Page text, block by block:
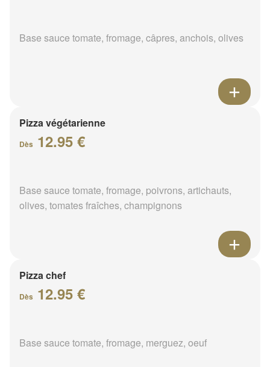
Base sauce tomate, fromage, câpres, anchois, olives
Pizza végétarienne
Dès 12.95 €
Base sauce tomate, fromage, poivrons, artichauts,
olives, tomates fraîches, champignons
Pizza chef
Dès 12.95 €
Base sauce tomate, fromage, merguez, oeuf